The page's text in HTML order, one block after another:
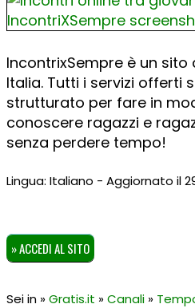
IncontrixSempre è un
Italia. Tutti i servizi offerti
strutturato per fare in
conoscere ragazzi e
senza perdere tempo!
Lingua: Italiano - Aggiornato il
» ACCEDI AL SITO
Sei in »Gratis.it »Canali»